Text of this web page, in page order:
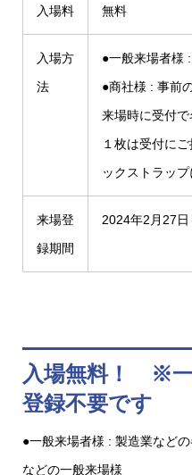
入場料 無料
入場方
法
●一般来場者様
●商社様 : 事前
来場時に受付で
１枚は受付に
ックストラップ
来場登
録期間
2024年2月27
入場無料！ ※一
登録不要です
●一般来場者様 : 製造業など
などの一般来場様